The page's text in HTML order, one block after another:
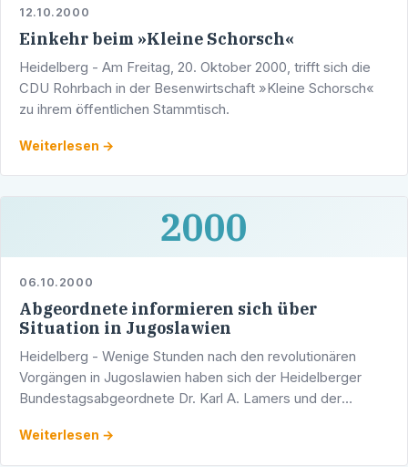
12.10.2000
Einkehr beim »Kleine Schorsch«
Heidelberg - Am Freitag, 20. Oktober 2000, trifft sich die
CDU Rohrbach in der Besenwirtschaft »Kleine Schorsch«
zu ihrem öffentlichen Stammtisch.
Weiterlesen →
2000
06.10.2000
Abgeordnete informieren sich über
Situation in Jugoslawien
Heidelberg - Wenige Stunden nach den revolutionären
Vorgängen in Jugoslawien haben sich der Heidelberger
Bundestagsabgeordnete Dr. Karl A. Lamers und der
Freitag …
Weiterlesen →